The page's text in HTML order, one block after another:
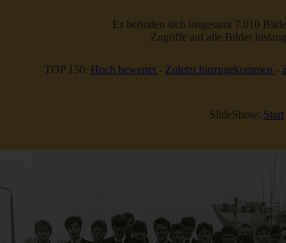
Es befinden sich insgesamt 7.010
Zugriffe auf alle Bilder
TOP 150: Hoch bewertet - Zuletzt hinzugekommen -
SlideShow: Start